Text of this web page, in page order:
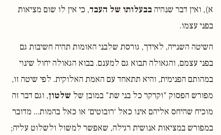
א), ואין דבר שנהיה בבעלותו של העבד, כי אין לו שום מציאות
בפני עצמו.
השיטה השנייה, לאידך, גורסת שלבני האומות תהיה חשיבות גם
בפני עצמם, והגאולה תבוא גם למענם. בבוא הגאולה יחול שינוי
במהותם הפנימית, והיא תתאחד עם האמת האלוקית. לפי שיטה זו,
מפורש הפסוק "וקרקר כל בני שת" במובן של שלטון, וגם דבר זה
מוכיח שהיחס אליהם אינו כאל ׳רובוטים׳ או כאל בהמות... מדובר
במפורש במציאות אנושית רגילה, שאפשר למשול ולשלוט עליה;